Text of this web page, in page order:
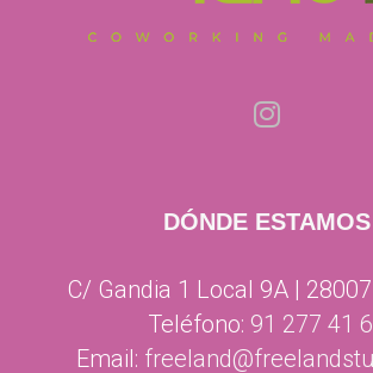
DÓNDE ESTAMOS
C/ Gandia 1 Local 9A |
Teléfono: 91 277 41
Email: